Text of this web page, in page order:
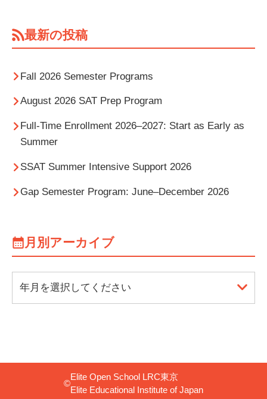
最新の投稿
Fall 2026 Semester Programs
August 2026 SAT Prep Program
Full-Time Enrollment 2026–2027: Start as Early as
Summer
SSAT Summer Intensive Support 2026
Gap Semester Program: June–December 2026
月別アーカイブ
年月を選択してください
©
Elite Open School LRC東京
Elite Educational Institute of Japan